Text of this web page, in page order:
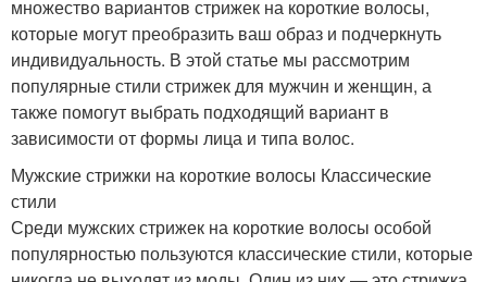
множество вариантов стрижек на короткие волосы,
которые могут преобразить ваш образ и подчеркнуть
индивидуальность. В этой статье мы рассмотрим
популярные стили стрижек для мужчин и женщин, а
также помогут выбрать подходящий вариант в
зависимости от формы лица и типа волос.
Мужские стрижки на короткие волосы Классические
стили
Среди мужских стрижек на короткие волосы особой
популярностью пользуются классические стили, которые